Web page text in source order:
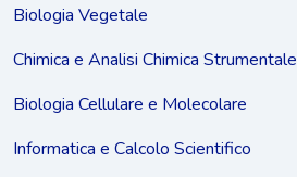
Biologia Vegetale
Chimica e Analisi Chimica Strumentale
Biologia Cellulare e Molecolare
Informatica e Calcolo Scientifico